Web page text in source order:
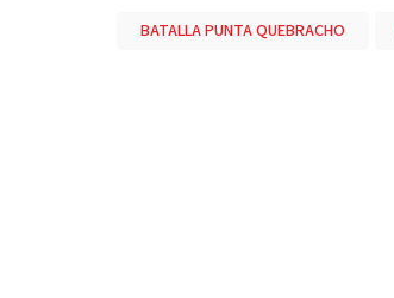
BATALLA PUNTA QUEBRACHO